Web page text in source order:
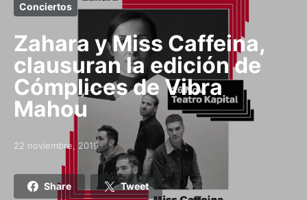
Conciertos
Zahara y Miss Caffeina,
clausuran la edición de
Cómplices de Vibra
Mahou
Posted on
22 noviembre, 2019
Share Tweet